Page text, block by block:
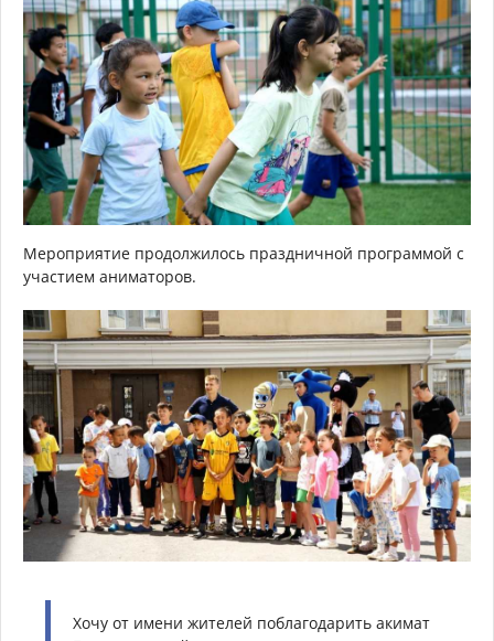
Мероприятие продолжилось праздничной программой с
участием аниматоров.
Хочу от имени жителей поблагодарить акимат